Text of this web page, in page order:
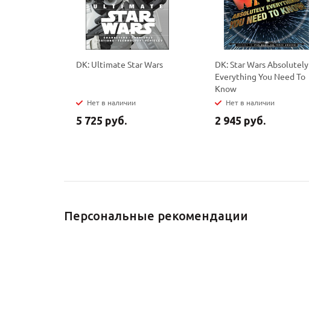
DK: Ultimate Star Wars
Нет в наличии
5 725 руб.
DK: Star Wars Absolutely
Everything You Need To
Know
Нет в наличии
2 945 руб.
Персональные рекомендации